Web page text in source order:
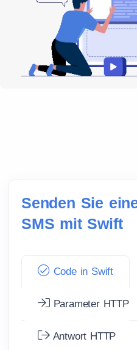
Senden Sie
SMS mit Swift
Code in Swift
Parameter HTTP
Antwort HTTP